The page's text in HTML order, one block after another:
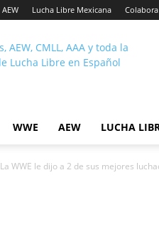
AEW Lucha Libre Mexicana
Lucha
Noticias
WWE AEW LUCHA
La WWE le dijo a 2 de sus mejores